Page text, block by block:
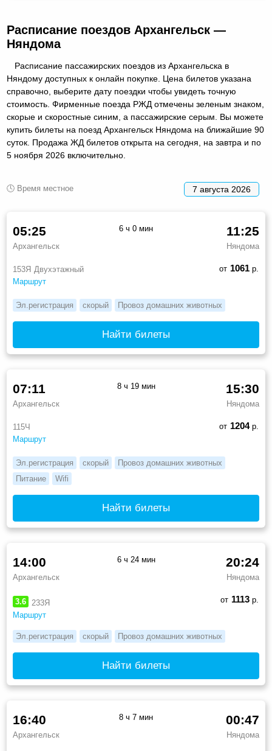
Расписание поездов Архангельск —
Няндома
Расписание пассажирских поездов из Архангельска в
Няндому доступных к онлайн покупке. Цена билетов указана
справочно, выберите дату поездки чтобы увидеть точную
стоимость. Фирменные поезда РЖД отмечены зеленым знаком,
скорые и скоростные синим, а пассажирские серым. Вы можете
купить билеты на поезд Архангельск Няндома на ближайшие 90
суток. Продажа ЖД билетов открыта на сегодня, на завтра и по
5 ноября 2026 включительно.
🕓 Время местное 7 августа 2026
153Я Двухэтажный
Маршрут
05:25
Архангельск
11:25
Няндома
6 ч 0 мин
от 1061р.
Эл.регистрация скорый Провоз домашних животных
Найти билеты
115Ч
Маршрут
07:11
Архангельск
15:30
Няндома
8 ч 19 мин
от 1204р.
Эл.регистрация скорый
Провоз домашних животных
Питание
Wifi
Найти билеты
3.6
233Я
Маршрут
14:00
Архангельск
20:24
Няндома
6 ч 24 мин
от 1113р.
Эл.регистрация скорый Провоз домашних животных
Найти билеты
16:40
Архангельск
00:47
Няндома
8 ч 7 мин